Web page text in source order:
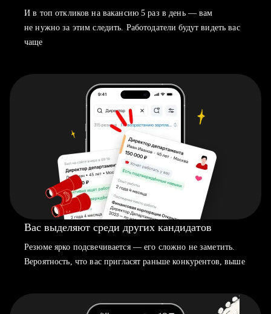
И в топ откликов на вакансию 5 раз в день — вам
не нужно за этим следить. Работодатели будут видеть вас
чаще
Вас выделяют среди других кандидатов
Резюме ярко подсвечивается — его сложно не заметить.
Вероятность, что вас пригласят раньше конкурентов, выше